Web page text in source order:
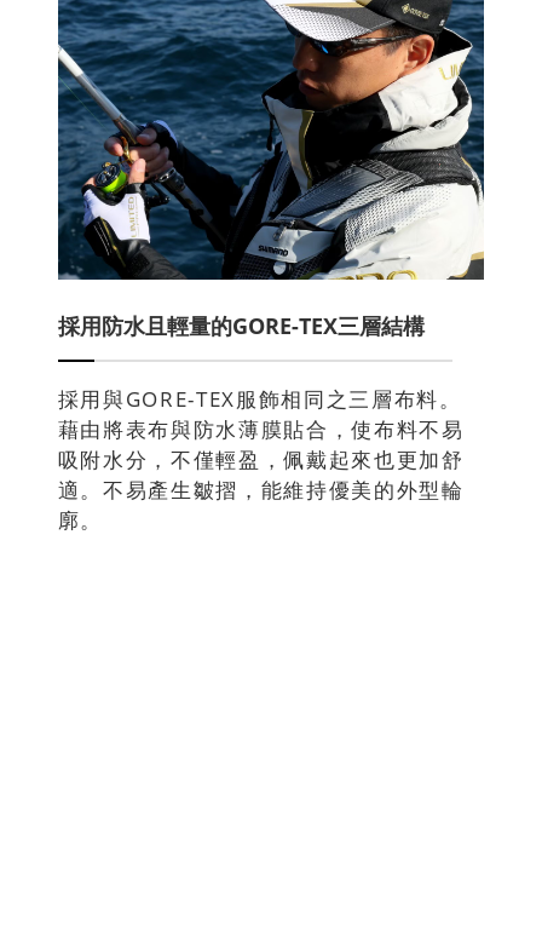
採用防水且輕量的GORE-TEX三層結構
採用與GORE-TEX服飾相同之三層布料。
藉由將表布與防水薄膜貼合，使布料不易
吸附水分，不僅輕盈，佩戴起來也更加舒
適。不易產生皺摺，能維持優美的外型輪
廓。